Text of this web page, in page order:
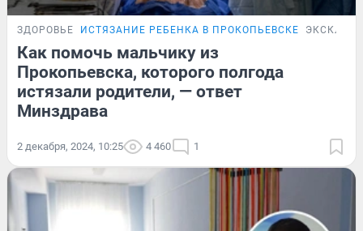
ЗДОРОВЬЕ ИСТЯЗАНИЕ РЕБЕНКА В ПРОКОПЬЕВСКЕ
Как помочь мальчику из
Прокопьевска, которого полгода
истязали родители, — ответ
Минздрава
2 декабря, 2024, 10:25 4 460 1